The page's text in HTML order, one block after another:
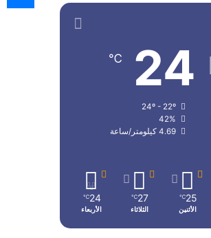
24
℃
24º - 22º
42%
4.69 كيلومتر/ساعة
25
℃
الأثنين
27
℃
الثلاثاء
24
℃
الأربعاء